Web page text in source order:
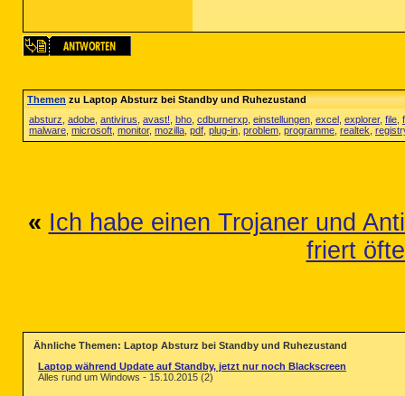
Themenzu Laptop Absturz bei Standby und Ruhezustand
absturz adobe antivirus avast! bho cdburnerxp einstellungen excel explorer, file
malware microsoft monitor, mozilla pdf plug-in problem programme realtek
« Ich habe einen Trojaner und
friert
Ähnliche Themen: Laptop Absturz bei Standby und Ruhezustand
Laptop während Update auf Standby, jetzt nur noch Blackscreen
Alles rund um Windows - 15.10.2015 (2)